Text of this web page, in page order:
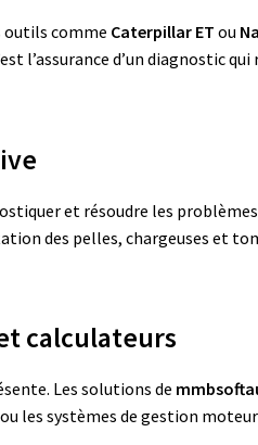
outils comme Caterpillar ET ou
l’assurance d’un diagnostic
et résoudre les
des pelles, chargeuses et
calculateurs
Les solutions de
les systèmes de gestion